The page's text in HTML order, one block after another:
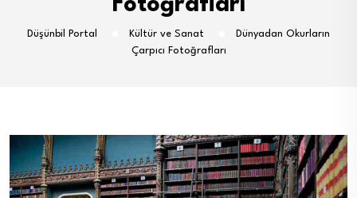
Fotoğrafları
Düşünbil Portal Kültür ve Sanat
Dünyadan Okurların
Çarpıcı Fotoğrafları